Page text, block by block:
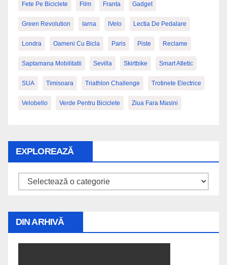
Fete Pe Biciclete Film Franta Gadget
Green Revolution Iarna IVelo Lectia De Pedalare
Londra Oameni Cu Bicla Paris Piste Reclame
Saptamana Mobilitatii Sevilla Skirtbike Smart Atletic
SUA Timisoara Triathlon Challenge Trotinete Electrice
Velobello Verde Pentru Biciclete Ziua Fara Masini
EXPLOREAZĂ
Explorează
DIN ARHIVĂ